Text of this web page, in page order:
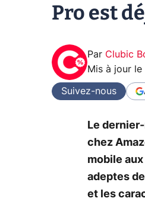
Pro est
Par Clubic
Mis à jour le
Suivez-nous
Le
chez
mobile
adeptes
et les